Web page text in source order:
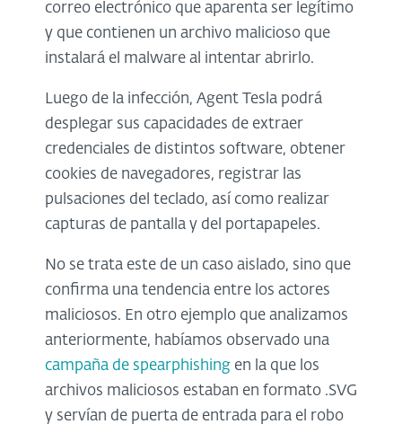
correo electrónico que aparenta ser legítimo
y que contienen un archivo malicioso que
instalará el malware al intentar abrirlo.
Luego de la infección, Agent Tesla podrá
desplegar sus capacidades de extraer
credenciales de distintos software, obtener
cookies de navegadores, registrar las
pulsaciones del teclado, así como realizar
capturas de pantalla y del portapapeles.
No se trata este de un caso aislado, sino que
confirma una tendencia entre los actores
maliciosos. En otro ejemplo que analizamos
anteriormente, habíamos observado una
campaña de spearphishing en la que los
archivos maliciosos estaban en formato .SVG
y servían de puerta de entrada para el robo